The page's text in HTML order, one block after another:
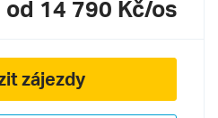
od 14 790 Kč/os
zájezdy